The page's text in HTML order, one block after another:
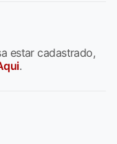
estar cadastrado,
.